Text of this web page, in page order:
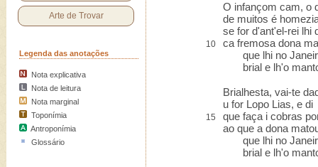
Arte de Trovar
Legenda das anotações
Nota explicativa
Nota de leitura
Nota marginal
Toponímia
Antroponímia
Glossário
O infançom cam, o
de muitos é
se for d'ant'el-rei lhi
10
ca fremosa dona
que lhi no
brial e lh'o
Brialhesta, vai-te
u for Lopo Lias, e di
15
que faça i cobras
ao que a dona
que lhi no
brial e lh'o